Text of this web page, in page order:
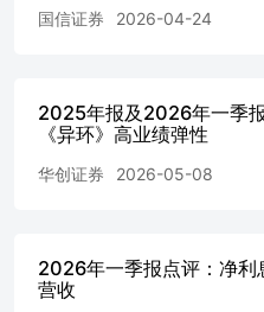
业的贷款投放力度，这
比-1.3%/-3.0%。主要
小微信贷需求走弱，
款或受提前还款的影响
2.1%。 息差企稳回升
比下降7bp/12bp至
国信证券 2026-04-24
2025年报及2026年一季
《异环》高业绩弹性
华创证券 2026-05-08
2026年一季报点评：净利
营收